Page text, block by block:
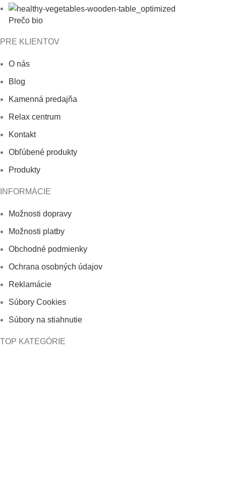
Prečo bio
PRE KLIENTOV
O nás
Blog
Kamenná predajňa
Relax centrum
Kontakt
Obľúbené produkty
Produkty
INFORMÁCIE
Možnosti dopravy
Možnosti platby
Obchodné podmienky
Ochrana osobných údajov
Reklamácie
Súbory Cookies
Súbory na stiahnutie
TOP KATEGÓRIE